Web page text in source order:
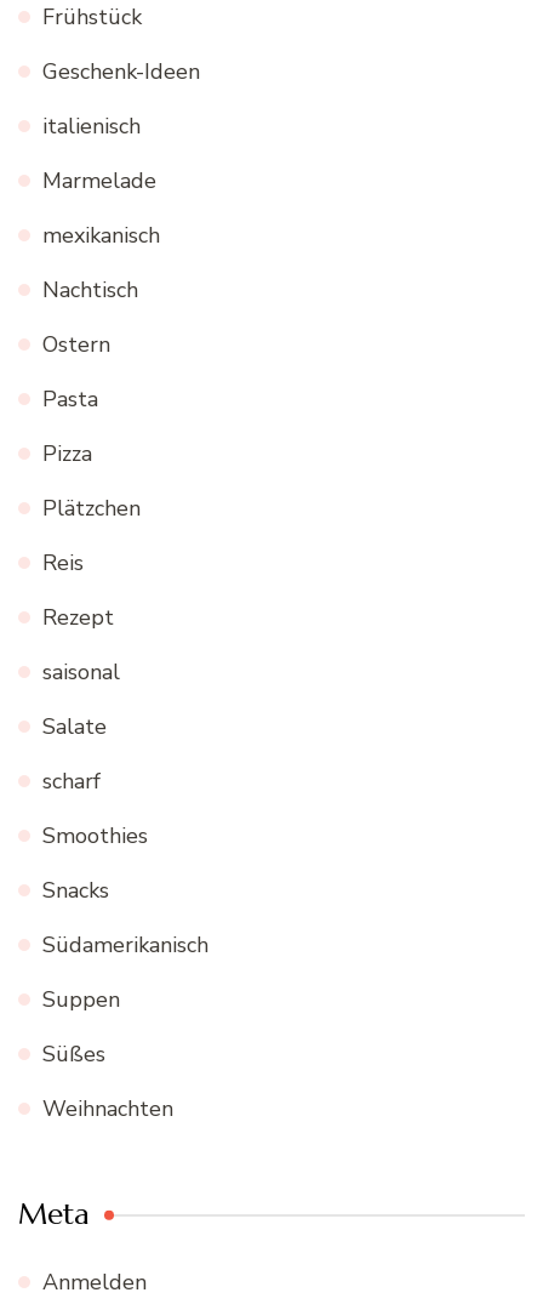
Frühstück
Geschenk-Ideen
italienisch
Marmelade
mexikanisch
Nachtisch
Ostern
Pasta
Pizza
Plätzchen
Reis
Rezept
saisonal
Salate
scharf
Smoothies
Snacks
Südamerikanisch
Suppen
Süßes
Weihnachten
Meta
Anmelden